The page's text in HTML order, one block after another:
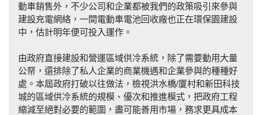
動車銷售外，不少公司和企業都被我們的政策吸引來參與
建設充電網絡，一間電動車電池回收廠也正在環保園建設
中，估計明年便可投入運作。
由政府直接建設和營運區域供冷系統，除了需要動用大量
公帑，還排除了私人企業的商業機遇和企業參與的種種好
處。本屆政府打破以往做法，檢視洪水橋/厦村和新田科技
城的區域供冷系統的規模、優次和推進模式，把政府工程
縮減至絕對必要的範圍，盡可能善用市場，務求更具成本